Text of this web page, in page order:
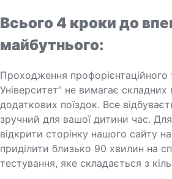
Всього 4 кроки до
майбутнього:
Проходження профорієнтаційного
Університет” не вимагає складних
додаткових поїздок. Все
зручний для вашої дитини час.
відкрити сторінку нашого сайту
приділити близько 90 хвилин на
тестування, яке складається з